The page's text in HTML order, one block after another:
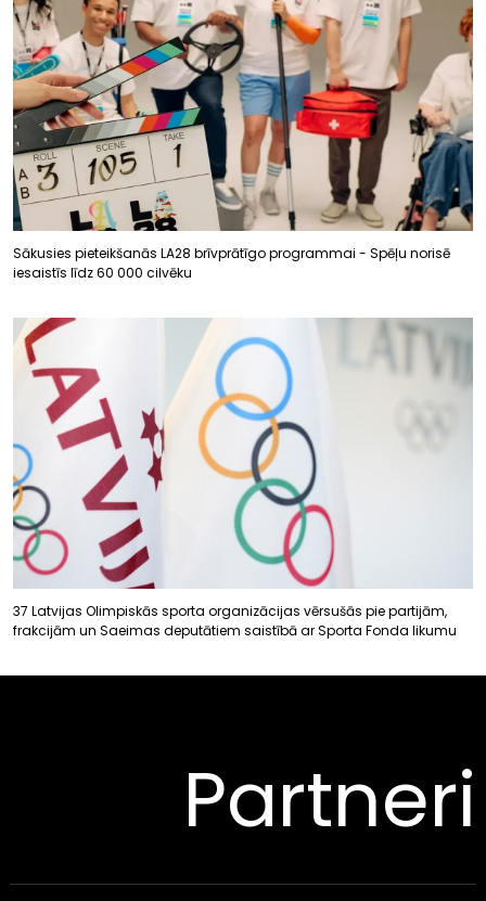
Sākusies pieteikšanās LA28 brīvprātīgo programmai - Spēļu norisē
iesaistīs līdz 60 000 cilvēku
37 Latvijas Olimpiskās sporta organizācijas vērsušās pie partijām,
frakcijām un Saeimas deputātiem saistībā ar Sporta Fonda likumu
Partneri